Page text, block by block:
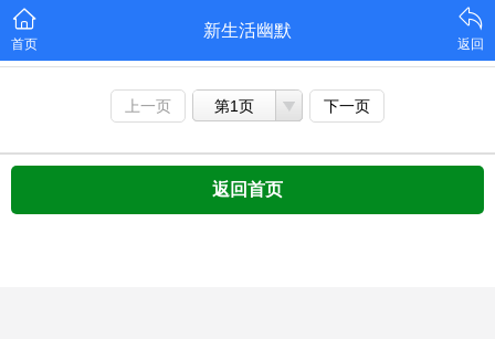
首页
新生活幽默
返回
上一页 第1页 下一页
返回首页